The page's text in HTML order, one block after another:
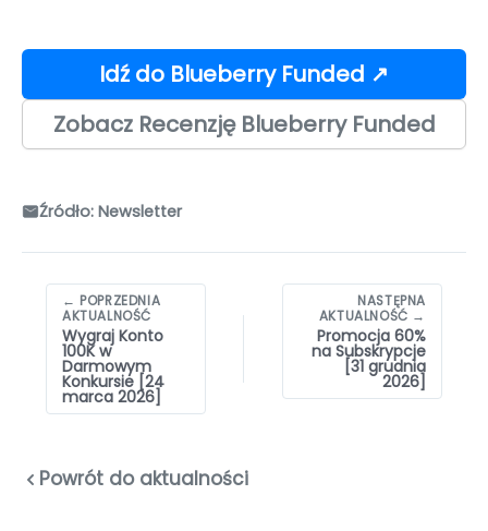
Idź do Blueberry Funded ↗
Zobacz Recenzję Blueberry Funded
Źródło: Newsletter
Nawigacja
wpisów
← POPRZEDNIA
AKTUALNOŚĆ
Wygraj Konto
100K w
Darmowym
Konkursie [24
marca 2026]
NASTĘPNA
AKTUALNOŚĆ →
Promocja 60%
na Subskrypcje
[31 grudnia
2026]
Powrót do aktualności